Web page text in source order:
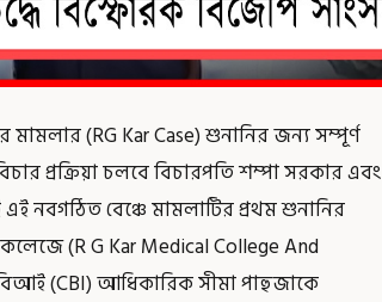
(RG Kar Case) শুনানির জন্য সম্পূর্ণ
প্রক্রিয়া চলবে বিচারপতি শম্পা সরকার এবং
নবগঠিত বেঞ্চে মামলাটির প্রথম শুনানির
(R G Kar Medical College And
(CBI) আধিকারিক সীমা পাহুজাকে